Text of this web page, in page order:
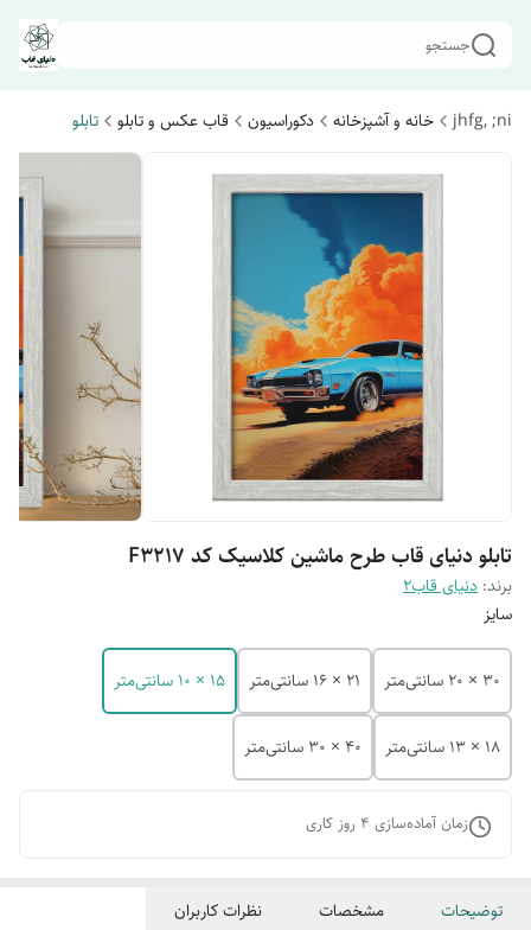
جستجو
jhfg, ;ni خانه و آشپزخانه دکوراسیون قاب عکس و تابلو تابلو
تابلو دنیای قاب طرح ماشین کلاسیک کد F3217
برند: دنیای قاب2
سایز
30 × 20 سانتی‌متر 21 × 16 سانتی‌متر 15 × 10 سانتی‌متر
18 × 13 سانتی‌متر 40 × 30 سانتی‌متر
زمان آماده‌سازی 4 روز کاری
توضیحات مشخصات نظرات کاربران